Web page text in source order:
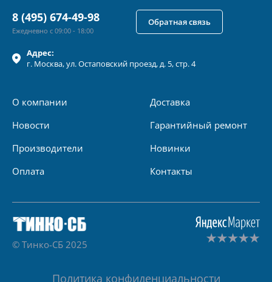
Адрес:
г. Москва, ул.Остаповский проезд, д. 5, стр. 4
О компании
Новости
Производители
Оплата
Доставка
Гарантийный ремонт
Новинки
Контакты
8 (495) 674-49-98
Ежедневно с 09:00 - 18:00
Обратная связь
© Тинко-СБ 2025
Политика конфиденциальности